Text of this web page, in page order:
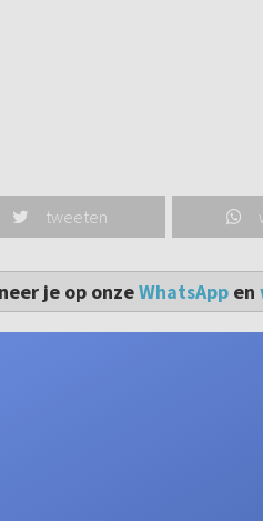
tweeten
je op onzeWhatsAppen